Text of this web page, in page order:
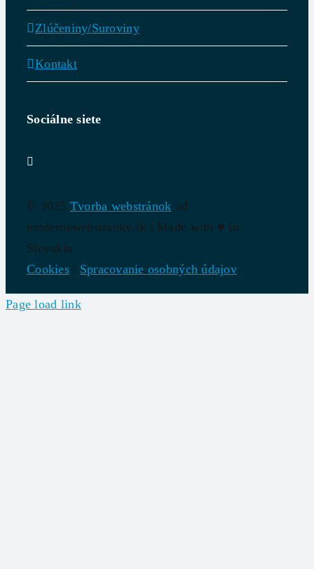
Zlúčeniny/Suroviny
Kontakt
Sociálne siete
© 2025 Tvorba webstránok od
modernewebstranky.sk | Made with ♥ in
Slovakia
Cookies | Spracovanie osobných údajov
Page load link